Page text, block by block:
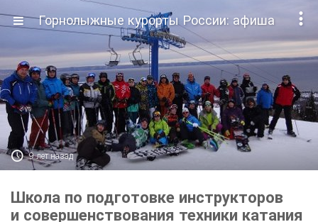

Горнолыжные курорты России: афиша
 9 лет назад
Школа по подготовке инструкторов
и совершенствования техники катания